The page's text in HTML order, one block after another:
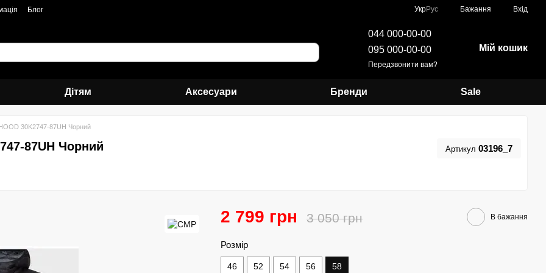
Блог УкрРус Бажання Вхід
044 000-00-00
095 000-00-00
Передзвонити вам?
Мій кошик
Дітям Аксесуари Бренди Sale
30K2747-87UH Чорний
87UH Чорний Артикул 03196_7
2 799 грн 3 050 грн В бажання
Розмір
46 52 54 56 58